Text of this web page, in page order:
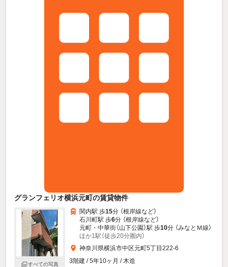
グランフェリオ横浜元町の賃貸物件
すべての写真
関内駅 歩15分 （根岸線など）
石川町駅 歩6分 （根岸線など）
元町・中華街（山下公園）駅 歩10分 （みなとＭ線）
ほか1駅（徒歩20分圏内）
神奈川県横浜市中区元町5丁目222-6
3階建 / 5年10ヶ月 / 木造